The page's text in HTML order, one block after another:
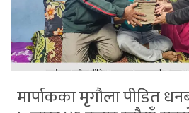
मार्पाकका मृगौला पीडित